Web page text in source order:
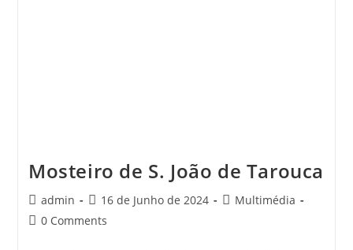
Mosteiro de S. João de Tarouca
Post
author:
admin
Post
published:
16 de Junho de 2024
PostMultimédia
Post0 Comments